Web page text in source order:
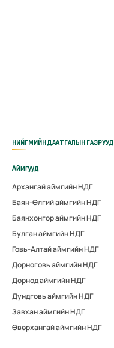
НИЙГМИЙН ДААТГАЛЫН ГАЗРУУД
Аймгууд
Архангай аймгийн НДГ
Баян-Өлгий аймгийн НДГ
Баянхонгор аймгийн НДГ
Булган аймгийн НДГ
Говь-Алтай аймгийн НДГ
Дорноговь аймгийн НДГ
Дорнод аймгийн НДГ
Дундговь аймгийн НДГ
Завхан аймгийн НДГ
Өвөрхангай аймгийн НДГ